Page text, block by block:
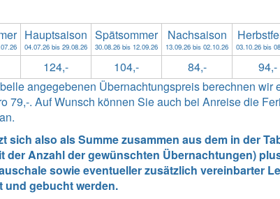
Hauptsaison
04.07.26 bis 29.08.26
Spätsommer
30.08.26 bis 12.09.26
Nachsaison
13.09.26 bis 02.10.26 03.10.26 bis
124,- 104,- 84,- 94,-
angegebenen Übernachtungspreis berechnen wir
79,-. Auf Wunsch können Sie auch bei Anreise die
sich also als Summe zusammen aus dem in der
der Anzahl der gewünschten Übernachtungen)
sowie eventueller zusätzlich vereinbarter
gebucht werden.